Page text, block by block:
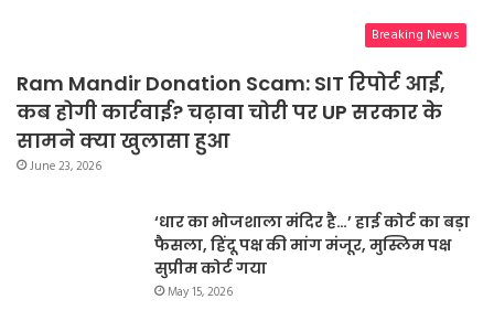
Breaking News
Ram Mandir Donation Scam: SIT रिपोर्ट आई,
कब होगी कार्रवाई? चढ़ावा चोरी पर UP सरकार के
सामने क्या खुलासा हुआ
June 23, 2026
‘धार का भोजशाला मंदिर है…’ हाई कोर्ट का बड़ा
फैसला, हिंदू पक्ष की मांग मंजूर, मुस्लिम पक्ष
सुप्रीम कोर्ट गया
May 15, 2026